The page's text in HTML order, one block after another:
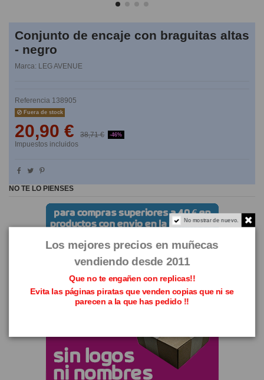
Conjunto de encaje con braguitas altas
- negro
Marca: LEG AVENUE
Referencia 138905
Fuera de stock
20,90 € 38,71 € -46%
Impuestos incluidos
NO TE LO PIENSES
No mostrar de nuevo.
Los mejores precios en muñecas
vendiendo desde 2011
Que no te engañen con replicas!!
Evita las páginas piratas que venden copias que ni se
parecen a la que has pedido !!